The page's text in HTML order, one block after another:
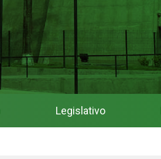
Legislativo